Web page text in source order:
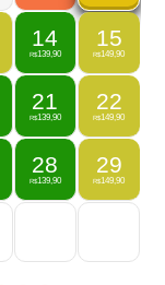
14
R$139,90
15
R$149,90
21
R$139,90
22
R$149,90
28
R$139,90
29
R$149,90